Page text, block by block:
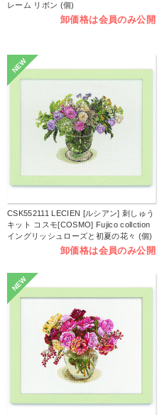
レーム リボン (個)
卸価格は会員のみ公開
NEW
CSK552111 LECIEN [ルシアン] 刺しゅう
キット コスモ[COSMO] Fujico collction
イングリッシュローズと初夏の花々 (個)
卸価格は会員のみ公開
NEW